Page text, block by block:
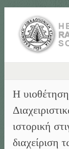
Η
ιστορική
διαχείριση